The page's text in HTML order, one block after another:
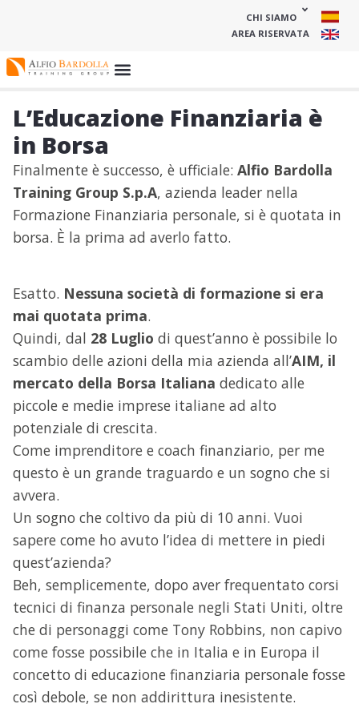
CHI SIAMO
AREA RISERVATA
L’Educazione Finanziaria è
in Borsa
Finalmente è successo, è ufficiale: Alfio Bardolla
Training Group S.p.A, azienda leader nella
Formazione Finanziaria personale, si è quotata in
borsa. È la prima ad averlo fatto.
Esatto. Nessuna società di formazione si era
mai quotata prima.
Quindi, dal 28 Luglio di quest’anno è possibile lo
scambio delle azioni della mia azienda all’AIM, il
mercato della Borsa Italiana dedicato alle
piccole e medie imprese italiane ad alto
potenziale di crescita.
Come imprenditore e coach finanziario, per me
questo è un grande traguardo e un sogno che si
avvera.
Un sogno che coltivo da più di 10 anni. Vuoi
sapere come ho avuto l’idea di mettere in piedi
quest’azienda?
Beh, semplicemente, dopo aver frequentato corsi
tecnici di finanza personale negli Stati Uniti, oltre
che di personaggi come Tony Robbins, non capivo
come fosse possibile che in Italia e in Europa il
concetto di educazione finanziaria personale fosse
così debole, se non addirittura inesistente.